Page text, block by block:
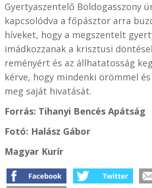
Gyertyaszentelő Boldogasszony
kapcsolódva a főpásztor arra
híveket, hogy a megszentelt
imádkozzanak a krisztusi
reményért és az állhatatosság
kérve, hogy mindenki örömmel
meg saját hivatását.
Forrás: Tihanyi Bencés Apátság
Fotó: Halász Gábor
Magyar Kurír